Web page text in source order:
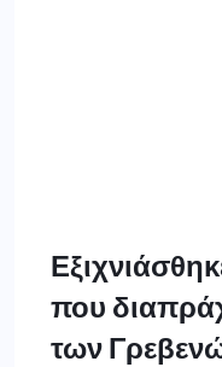
που
των